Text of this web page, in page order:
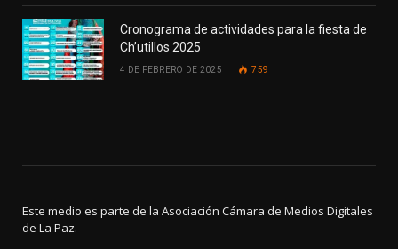
Cronograma de actividades para la fiesta de
Ch’utillos 2025
4 DE FEBRERO DE 2025 759
Este medio es parte de la Asociación Cámara de Medios Digitales
de La Paz.